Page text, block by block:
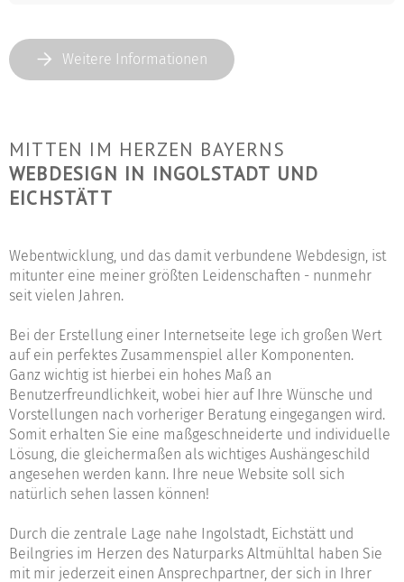
Weitere Informationen
MITTEN IM HERZEN BAYERNS
WEBDESIGN IN INGOLSTADT UND
EICHSTÄTT
Webentwicklung, und das damit verbundene Webdesign, ist
mitunter eine meiner größten Leidenschaften - nunmehr
seit vielen Jahren.
Bei der Erstellung einer Internetseite lege ich großen Wert
auf ein perfektes Zusammenspiel aller Komponenten.
Ganz wichtig ist hierbei ein hohes Maß an
Benutzerfreundlichkeit, wobei hier auf Ihre Wünsche und
Vorstellungen nach vorheriger Beratung eingegangen wird.
Somit erhalten Sie eine maßgeschneiderte und individuelle
Lösung, die gleichermaßen als wichtiges Aushängeschild
angesehen werden kann. Ihre neue Website soll sich
natürlich sehen lassen können!
Durch die zentrale Lage nahe Ingolstadt, Eichstätt und
Beilngries im Herzen des Naturparks Altmühltal haben Sie
mit mir jederzeit einen Ansprechpartner, der sich in Ihrer